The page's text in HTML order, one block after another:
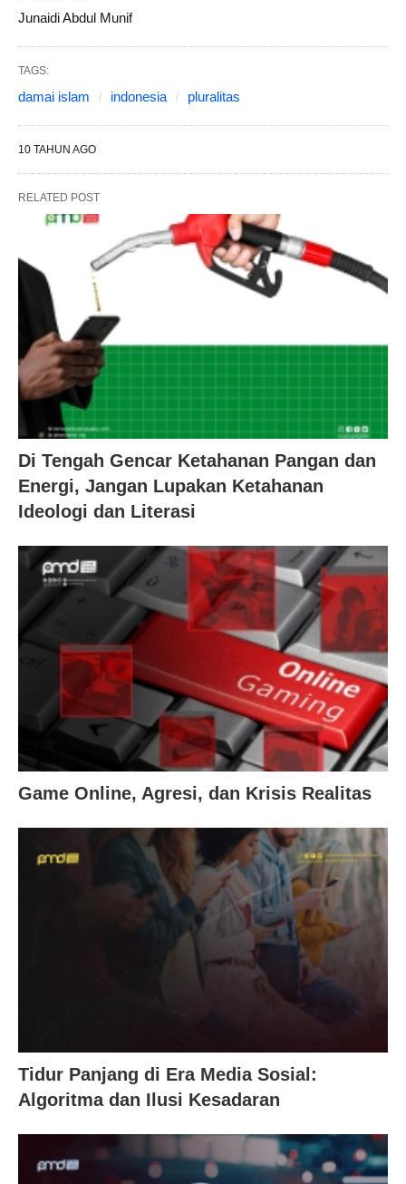
Junaidi Abdul Munif
TAGS:
damai islam indonesia pluralitas
10 TAHUN AGO
RELATED POST
Di Tengah Gencar Ketahanan Pangan dan
Energi, Jangan Lupakan Ketahanan
Ideologi dan Literasi
Game Online, Agresi, dan Krisis Realitas
Tidur Panjang di Era Media Sosial:
Algoritma dan Ilusi Kesadaran